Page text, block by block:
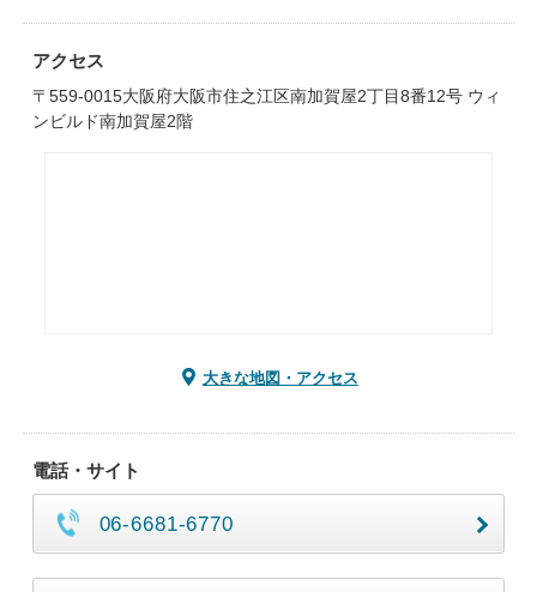
アクセス
〒559-0015大阪府大阪市住之江区南加賀屋2丁目8番12号 ウィ
ンビルド南加賀屋2階
大きな地図・アクセス
電話・サイト
06-6681-6770